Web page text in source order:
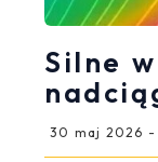
Silne
30 maj 2026 -